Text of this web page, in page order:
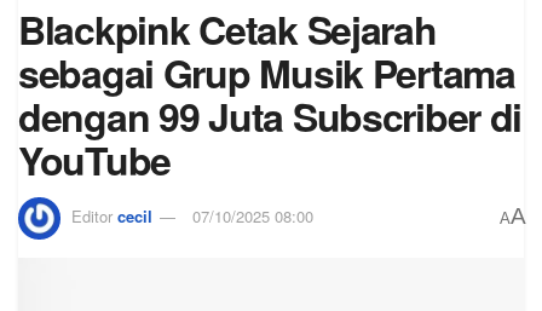
Blackpink Cetak Sejarah
sebagai Grup Musik Pertama
dengan 99 Juta Subscriber di
YouTube
Editor cecil 07/10/2025 08:00 AA